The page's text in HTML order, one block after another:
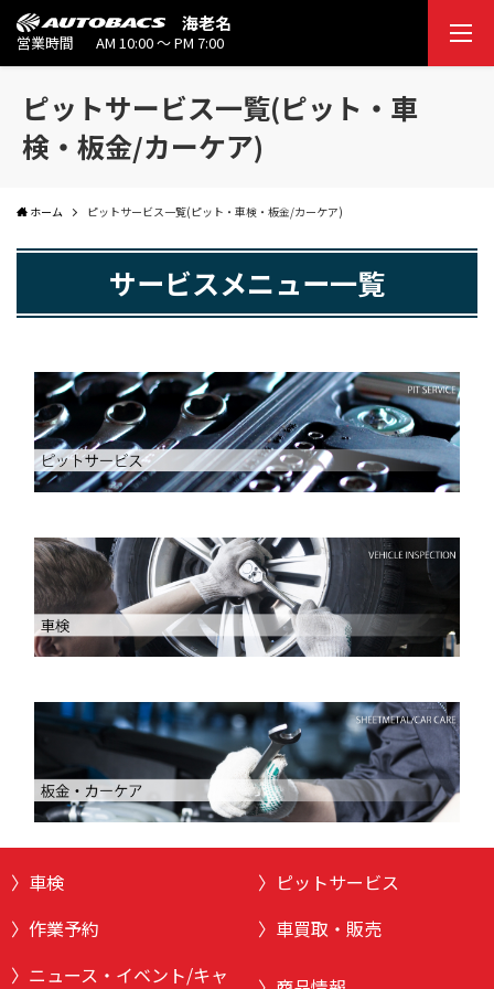
海老名
営業時間 AM 10:00 ～ PM 7:00
ピットサービス一覧(ピット・車
検・板金/カーケア)
ホーム ピットサービス一覧(ピット・車検・板金/カーケア)
サービスメニュー一覧
車検
ピットサービス
作業予約
車買取・販売
ニュース・イベント/キャ